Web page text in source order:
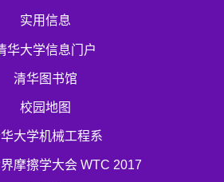
实用信息
华大学信息门户
清华图书馆
校园地图
大学机械工程系
摩擦学大会 WTC 2017